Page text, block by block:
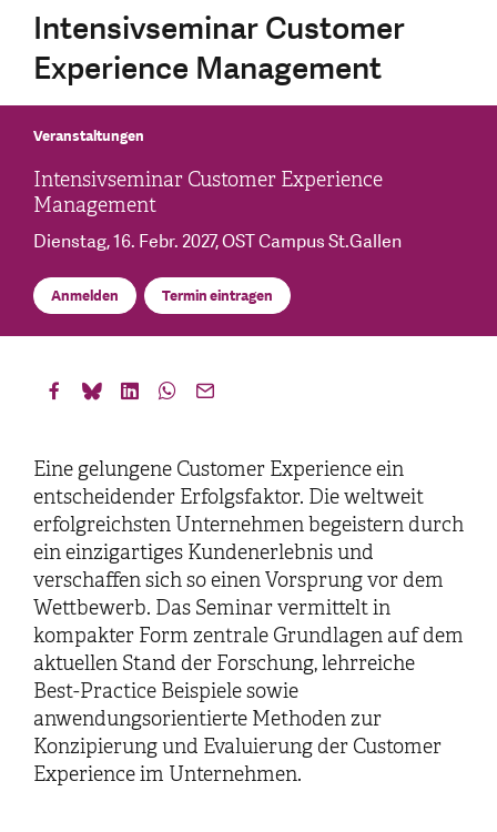
Intensivseminar Customer
Experience Management
Veranstaltungen
Intensivseminar Customer Experience
Management
Dienstag, 16. Febr. 2027, OST Campus St.Gallen
Anmelden Termin eintragen
Eine gelungene Customer Experience ein
entscheidender Erfolgsfaktor. Die weltweit
erfolgreichsten Unternehmen begeistern durch
ein einzigartiges Kundenerlebnis und
verschaffen sich so einen Vorsprung vor dem
Wettbewerb. Das Seminar vermittelt in
kompakter Form zentrale Grundlagen auf dem
aktuellen Stand der Forschung, lehrreiche
Best-Practice Beispiele sowie
anwendungsorientierte Methoden zur
Konzipierung und Evaluierung der Customer
Experience im Unternehmen.